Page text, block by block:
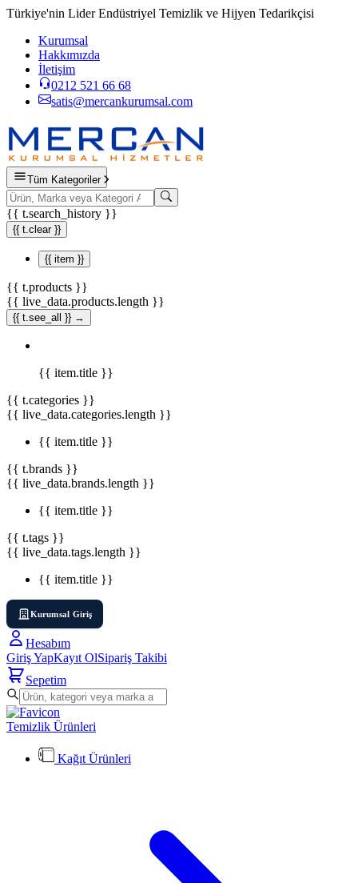
Türkiye'nin Lider Endüstriyel Temizlik ve Hijyen Tedarikçisi
Kurumsal
Hakkımızda
İletişim
0212 521 66 68
satis@mercankurumsal.com
Tüm Kategoriler
{{ t.search_history }}
{{ t.clear }}
{{ item }}
{{ t.products }}
{{ live_data.products.length }}
{{ t.see_all }} →
{{ item.title }}
{{ t.categories }}
{{ live_data.categories.length }}
{{ item.title }}
{{ t.brands }}
{{ live_data.brands.length }}
{{ item.title }}
{{ t.tags }}
{{ live_data.tags.length }}
{{ item.title }}
Kurumsal Giriş
Hesabım
Giriş YapKayıt OlSipariş Takibi
Sepetim
Temizlik Ürünleri
Kağıt Ürünleri